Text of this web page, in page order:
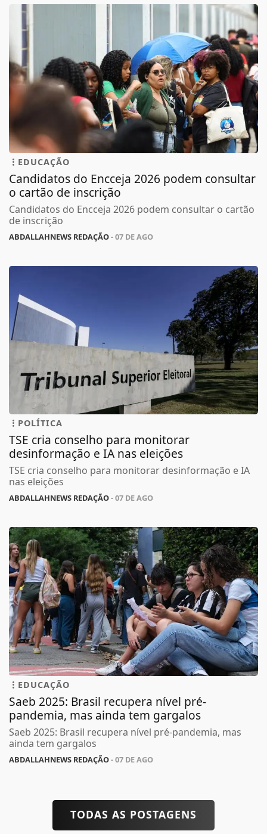
EDUCAÇÃO
Candidatos do Encceja 2026 podem consultar
o cartão de inscrição
Candidatos do Encceja 2026 podem consultar o cartão
de inscrição
ABDALLAHNEWS REDAÇÃO- 07 DE AGO
POLÍTICA
TSE cria conselho para monitorar
desinformação e IA nas eleições
TSE cria conselho para monitorar desinformação e IA
nas eleições
ABDALLAHNEWS REDAÇÃO- 07 DE AGO
EDUCAÇÃO
Saeb 2025: Brasil recupera nível pré-
pandemia, mas ainda tem gargalos
Saeb 2025: Brasil recupera nível pré-pandemia, mas
ainda tem gargalos
ABDALLAHNEWS REDAÇÃO- 07 DE AGO
TODAS AS POSTAGENS